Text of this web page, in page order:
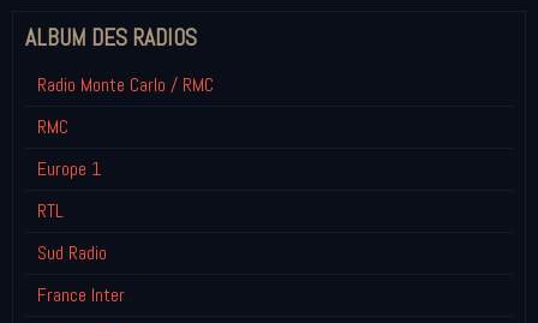
ALBUM DES RADIOS
Radio Monte Carlo / RMC
RMC
Europe 1
RTL
Sud Radio
France Inter